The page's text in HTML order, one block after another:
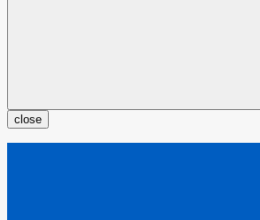
close